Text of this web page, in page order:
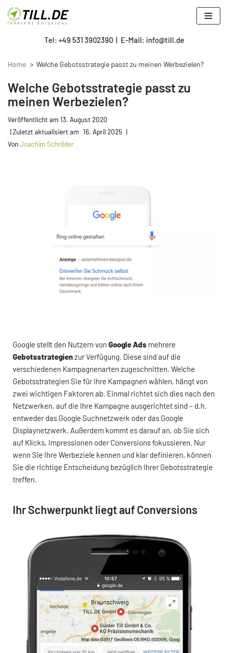
Zum
Tel: +49 531 3902390| E-Mail: info@till.de
Home Welche Gebotsstrategie passt zu meinen Werbezielen?
Welche Gebotsstrategie passt zu
meinen Werbezielen?
Veröffentlicht am13. August 2020
16. April 2025
VonJoachim Schröder
Google stellt den Nutzern von Google Ads mehrere
Gebotsstrategienzur Verfügung. Diese sind auf die
verschiedenen Kampagnenarten zugeschnitten. Welche
Gebotsstrategien Sie für Ihre Kampagnen wählen, hängt von
zwei wichtigen Faktoren ab. Einmal richtet sich dies nach den
Netzwerken, auf die Ihre Kampagne ausgerichtet sind – d.h.
entweder das Google Suchnetzwerk oder das Google
Displaynetzwerk. Außerdem kommt es darauf an, ob Sie sich
auf Klicks, Impressionen oder Conversions fokussieren. Nur
wenn Sie Ihre Werbeziele kennen und klar definieren, können
Sie die richtige Entscheidung bezüglich Ihrer Gebotsstrategie
treffen.
Ihr Schwerpunkt liegt auf Conversions